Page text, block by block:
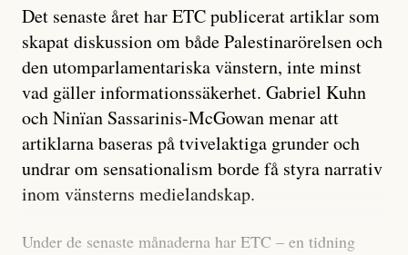
Det senaste året har ETC publicerat artiklar som
skapat diskussion om både Palestinarörelsen och
den utomparlamentariska vänstern, inte minst
vad gäller informationssäkerhet. Gabriel Kuhn
och Ninïan Sassarinis-McGowan menar att
artiklarna baseras på tvivelaktiga grunder och
undrar om sensationalism borde få styra narrativ
inom vänsterns medielandskap.
Under de senaste månaderna har ETC – en tidning